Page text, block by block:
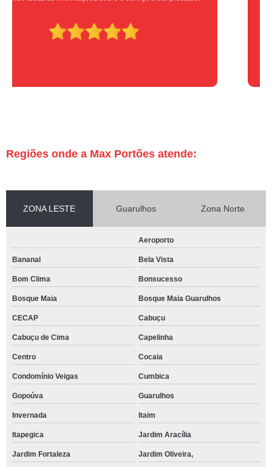
Regiões onde a Max Portões atende:
ZONA LESTE Guarulhos Zona Norte
Aeroporto
Bananal Bela Vista
Bom Clima Bonsucesso
Bosque Maia Bosque Maia Guarulhos
CECAP Cabuçu
Cabuçu de Cima Capelinha
Centro Cocaia
Condomínio Veigas Cumbica
Gopoúva Guarulhos
Invernada Itaim
Itapegica Jardim Aracília
Jardim Fortaleza Jardim Oliveira,